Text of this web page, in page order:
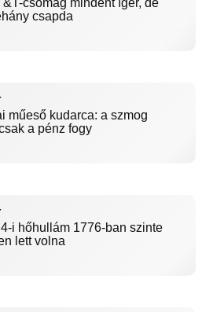
csomag mindent ígér, de
csapda
műeső kudarca: a szmog
a pénz fogy
i hőhullám 1776-ban szinte
lett volna